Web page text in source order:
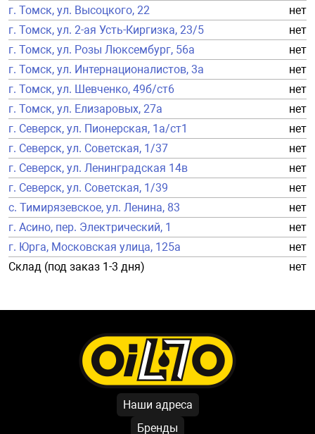
г. Томск, ул. Высоцкого, 22
нет
г. Томск, ул. 2-ая Усть-Киргизка, 23/5
нет
г. Томск, ул. Розы Люксембург, 56а
нет
г. Томск, ул. Интернационалистов, 3а
нет
г. Томск, ул. Шевченко, 49б/ст6
нет
г. Томск, ул. Елизаровых, 27а
нет
г. Северск, ул. Пионерская, 1а/ст1
нет
г. Северск, ул. Советская, 1/37
нет
г. Северск, ул. Ленинградская 14в
нет
г. Северск, ул. Советская, 1/39
нет
с. Тимирязевское, ул. Ленина, 83
нет
г. Асино, пер. Электрический, 1
нет
г. Юрга, Московская улица, 125а
нет
Склад (под заказ 1-3 дня)
нет
Наши адреса
Бренды